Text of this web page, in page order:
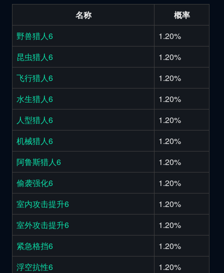
名称
概率
野兽猎人6
1.20%
昆虫猎人6
1.20%
飞行猎人6
1.20%
水生猎人6
1.20%
人型猎人6
1.20%
机械猎人6
1.20%
阿鲁斯猎人6
1.20%
偷袭强化6
1.20%
室内攻击提升6
1.20%
室外攻击提升6
1.20%
紧急格挡6
1.20%
浮空抗性6
1.20%